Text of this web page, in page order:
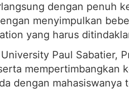
dengan penuh
menyimpulkan
yang harus
Paul Sabatier,
mempertimbangkan
dengan mahasiswanya